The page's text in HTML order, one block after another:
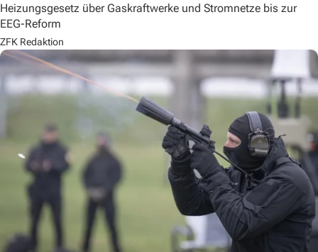
Heizungsgesetz über Gaskraftwerke und Stromnetze bis zur
EEG-Reform
ZFK Redaktion